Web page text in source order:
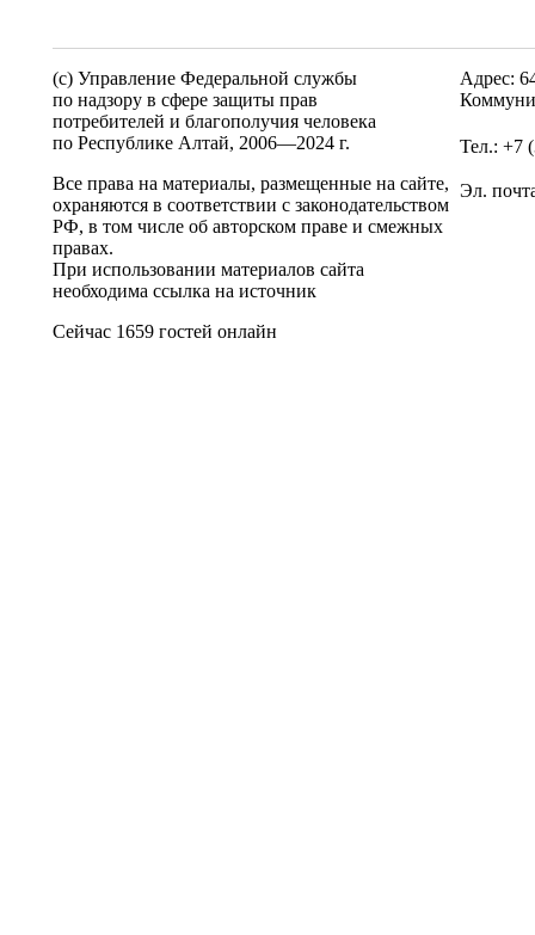
(c) Управление Федеральной службы
по надзору в сфере защиты прав
потребителей и благополучия человека
по Республике Алтай, 2006—2024 г.
Все права на материалы, размещенные на сайте,
охраняются в соответствии с законодательством
РФ, в том числе об авторском праве и смежных
правах.
При использовании материалов сайта
необходима ссылка на источник
Сейчас 1659 гостей онлайн
Адрес:
Тел.: +7
Эл.